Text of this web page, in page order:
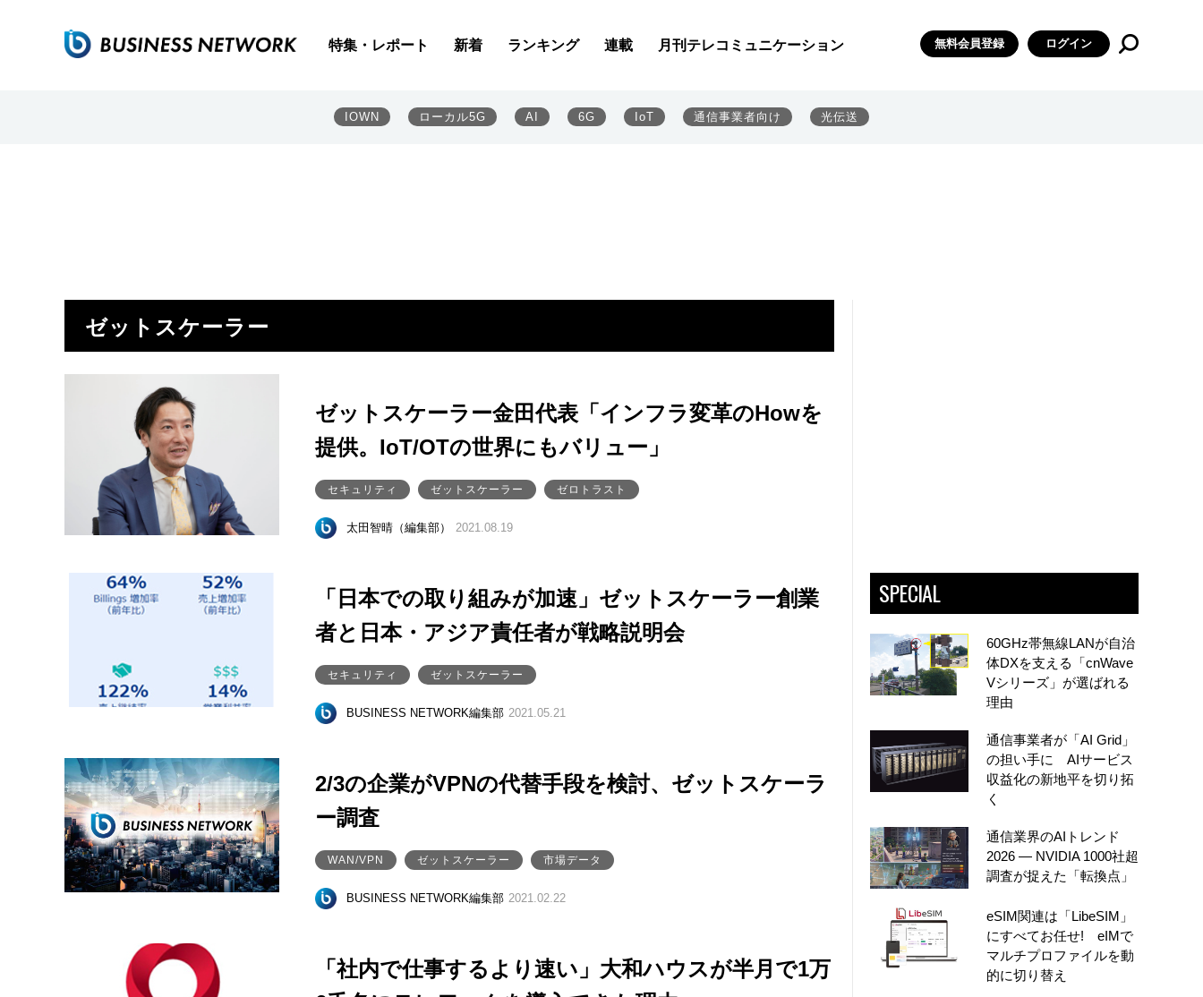
特集・レポート 新着 ランキング 連載 月刊テレコミュニケーション 無料会員登録 ログイン
IOWN ローカル5G AI 6G IoT 通信事業者向け 光伝送
ゼットスケーラー
ゼットスケーラー金田代表「インフラ変革のHowを
提供。IoT/OTの世界にもバリュー」
セキュリティ ゼットスケーラー ゼロトラスト
太田智晴（編集部） 2021.08.19
「日本での取り組みが加速」ゼットスケーラー創業
者と日本・アジア責任者が戦略説明会
セキュリティ ゼットスケーラー
BUSINESS NETWORK編集部 2021.05.21
2/3の企業がVPNの代替手段を検討、ゼットスケーラ
ー調査
WAN/VPN ゼットスケーラー 市場データ
BUSINESS NETWORK編集部 2021.02.22
「社内で仕事するより速い」大和ハウスが半月で1万
SPECIAL
60GHz帯無線LANが自治
体DXを支える「cnWave
Vシリーズ」が選ばれる
理由
通信事業者が「AI Grid」
の担い手に AIサービス
収益化の新地平を切り拓
く
通信業界のAIトレンド
2026 ― NVIDIA 1000社超
調査が捉えた「転換点」
eSIM関連は「LibeSIM」
にすべてお任せ! eIMで
マルチプロファイルを動
的に切り替え